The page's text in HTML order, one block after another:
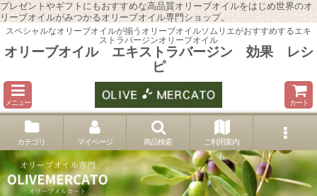
プレゼントやギフトにもおすすめな高品質オリーブオイルをはじめ世界のオ
リーブオイルがみつかるオリーブオイル専門ショップ。
スペシャルなオリーブオイルが揃うオリーブオイルソムリエがおすすめするエキ
ストラバージンオリーブオイル
オリーブオイル エキストラバージン 効果 レシ
ピ
メニュー カート
カテゴリ マイページ 商品検索 ご利用案内